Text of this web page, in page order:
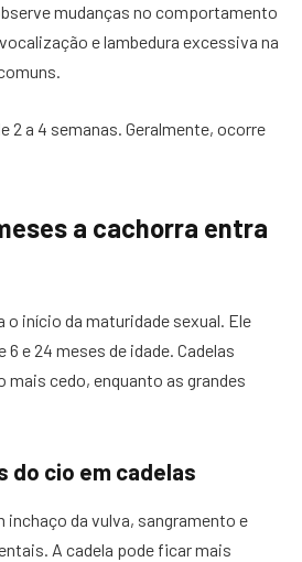
mudanças no comportamento
e lambedura excessiva na
2 a 4 semanas. Geralmente, ocorre
a cachorra entra
o início da maturidade sexual. Ele
e 24 meses de idade. Cadelas
mais cedo, enquanto as grandes
do cio em cadelas
inchaço da vulva, sangramento e
A cadela pode ficar mais